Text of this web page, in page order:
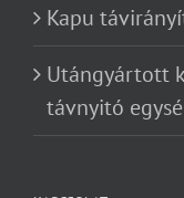
Kapu
Utángyártott
távnyitó